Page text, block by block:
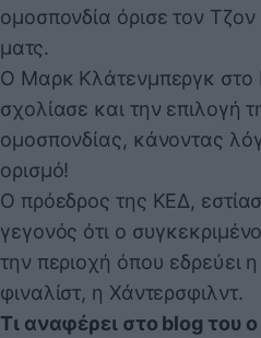
ομοσπονδία όρισε τον
ματς.
Ο Μαρκ Κλάτενμπεργκ στο
σχολίασε και την επιλογή
ομοσπονδίας, κάνοντας
ορισμό!
Ο πρόεδρος της ΚΕΔ,
γεγονός ότι ο
την περιοχή όπου εδρεύει
φιναλίστ, η Χάντερσφιλντ.
Τι αναφέρει στο blog του